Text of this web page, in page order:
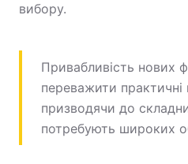
вибору.
Привабливість нових
переважити практичні
призводячи до
потребують широких